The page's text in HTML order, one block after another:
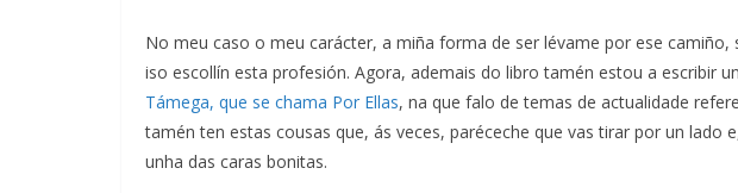
No meu caso o meu carácter, a miña forma de ser lévame por ese
iso escollín esta profesión. Agora, ademais do libro tamén estou a escribir
Támega, que se chama Por Ellas, na que falo de temas de actualidade
tamén ten estas cousas que, ás veces, paréceche que vas tirar por un lado
unha das caras bonitas.